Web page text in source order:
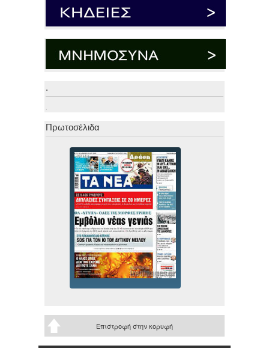
.
Πρωτοσέλιδα
Επιστροφή στην κορυφή